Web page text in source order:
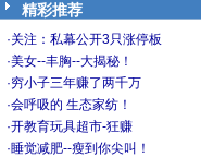
精彩推荐
·关注：私幕公开3只涨停板
·美女--丰胸--大揭秘！
·穷小子三年赚了两千万
·会呼吸的 生态家纺！
·开教育玩具超市-狂赚
·睡觉减肥--瘦到你尖叫！